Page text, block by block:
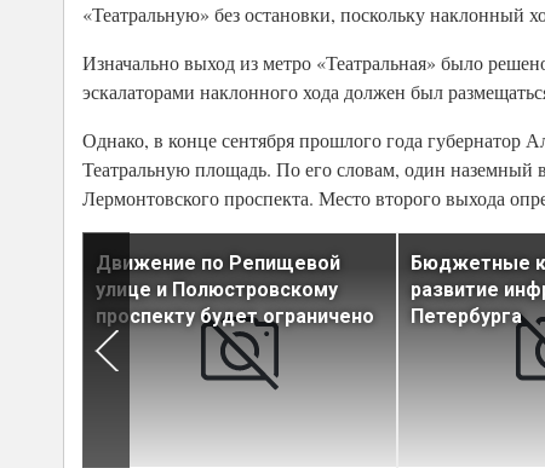
«Театральную» без остановки, поскольку наклонный
Изначально выход из метро «Театральная» было
эскалаторами наклонного хода должен был
Однако, в конце сентября прошлого года губернатор
Театральную площадь. По его словам, один наземный
Лермонтовского проспекта. Место второго выхода
Движение по Репищевой
улице и Полюстровскому
проспекту будет ограничено
Бюджетные
развитие
Петербурга